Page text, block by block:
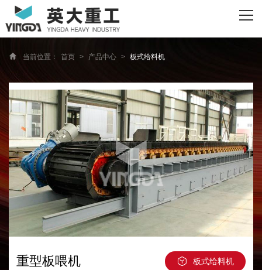
网站首页
资质荣誉
客户案例
新闻资讯
联系我们
当前位置： 首页 > 产品中心 > 板式给料机
重型板喂机 板式给料机